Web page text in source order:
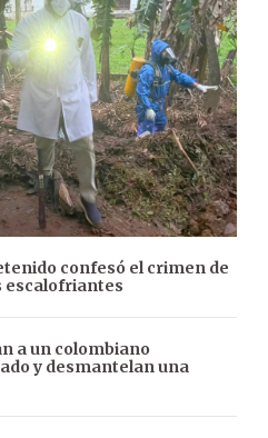
confesó el crimen de
escalofriantes
a un colombiano
y desmantelan una